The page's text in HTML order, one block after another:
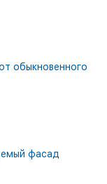
обыкновенного
фасад